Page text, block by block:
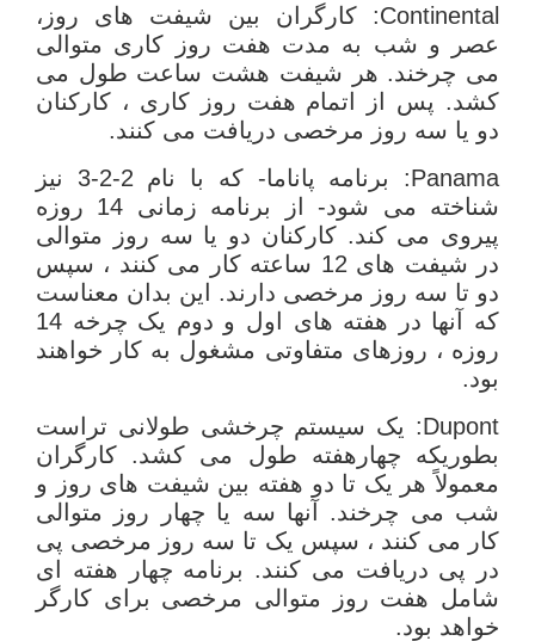
Continental: کارگران بین شیفت های روز،
عصر و شب به مدت هفت روز کاری متوالی
می چرخند. هر شیفت هشت ساعت طول می
کشد. پس از اتمام هفت روز کاری ، کارکنان
دو یا سه روز مرخصی دریافت می کنند.
Panama: برنامه پاناما- که با نام 2-2-3 نیز
شناخته می شود- از برنامه زمانی 14 روزه
پیروی می کند. کارکنان دو یا سه روز متوالی
در شیفت های 12 ساعته کار می کنند ، سپس
دو تا سه روز مرخصی دارند. این بدان معناست
که آنها در هفته های اول و دوم یک چرخه 14
روزه ، روزهای متفاوتی مشغول به کار خواهند
بود.
Dupont: یک سیستم چرخشی طولانی تراست
بطوریکه چهارهفته طول می کشد. کارگران
معمولاً هر یک تا دو هفته بین شیفت های روز و
شب می چرخند. آنها سه یا چهار روز متوالی
کار می کنند ، سپس یک تا سه روز مرخصی پی
در پی دریافت می کنند. برنامه چهار هفته ای
شامل هفت روز متوالی مرخصی برای کارگر
خواهد بود.